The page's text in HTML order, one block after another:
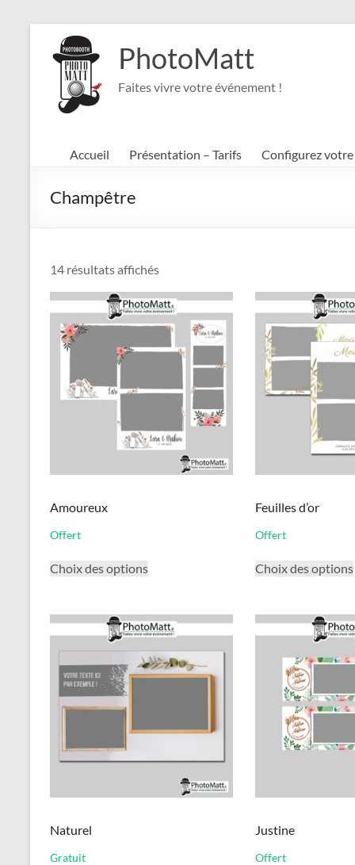
contenu
PhotoMatt
Faites vivre votre événement !
Accueil Présentation – Tarifs Configurez
Champêtre
14 résultats affichésTrié
popularité
Amoureux
Offert
Choix des optionsproduit
variations.
Les
options
peuvent
être
la
du
produit
Feuilles d’or
Offert
Choix des options
Naturel
Gratuit
Justine
Offert